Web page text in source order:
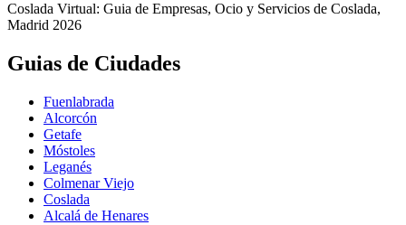
Coslada Virtual: Guia de Empresas, Ocio y Servicios de Coslada,
Madrid 2026
Guias de Ciudades
Fuenlabrada
Alcorcón
Getafe
Móstoles
Leganés
Colmenar Viejo
Coslada
Alcalá de Henares